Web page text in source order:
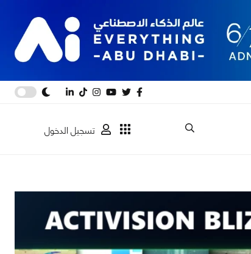
تسجيل الدخول